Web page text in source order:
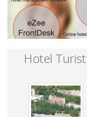
Hotel Turist